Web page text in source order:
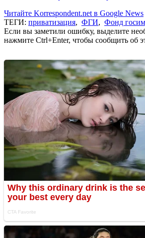
Читайте Korrespondent.net в Google News
ТЕГИ: приватизация, ФГИ, Фонд
Если вы заметили ошибку, выделите
нажмите Ctrl+Enter, чтобы сообщить об